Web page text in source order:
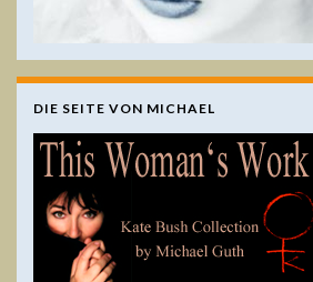
DIE SEITE VON MICHAEL